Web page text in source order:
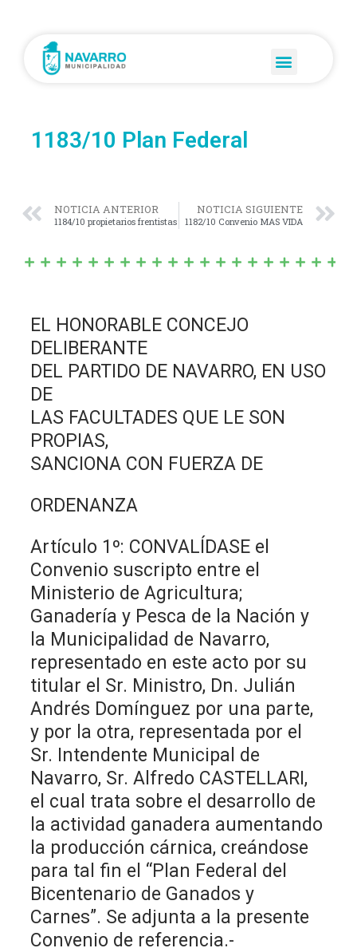
1183/10 Plan Federal
NOTICIA ANTERIOR
1184/10 propietarios frentistas
NOTICIA SIGUIENTE
1182/10 Convenio MAS VIDA
EL HONORABLE CONCEJO
DELIBERANTE
DEL PARTIDO DE NAVARRO, EN USO
DE
LAS FACULTADES QUE LE SON
PROPIAS,
SANCIONA CON FUERZA DE
ORDENANZA
Artículo 1º: CONVALÍDASE el
Convenio suscripto entre el
Ministerio de Agricultura;
Ganadería y Pesca de la Nación y
la Municipalidad de Navarro,
representado en este acto por su
titular el Sr. Ministro, Dn. Julián
Andrés Domínguez por una parte,
y por la otra, representada por el
Sr. Intendente Municipal de
Navarro, Sr. Alfredo CASTELLARI,
el cual trata sobre el desarrollo de
la actividad ganadera aumentando
la producción cárnica, creándose
para tal fin el “Plan Federal del
Bicentenario de Ganados y
Carnes”. Se adjunta a la presente
Convenio de referencia.-